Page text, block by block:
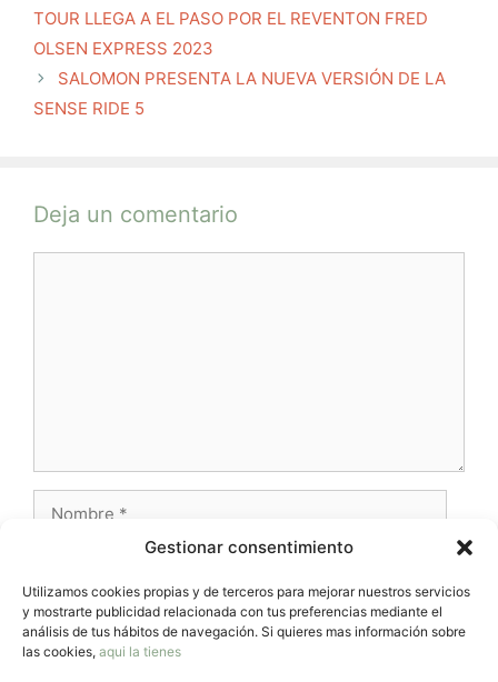
Gestionar consentimiento
Utilizamos cookies propias y de terceros para mejorar nuestros servicios
y mostrarte publicidad relacionada con tus preferencias mediante el
análisis de tus hábitos de navegación. Si quieres mas información sobre
las cookies, aqui la tienes
TOUR LLEGA A EL PASO POR EL REVENTON FRED
OLSEN EXPRESS 2023
SALOMON PRESENTA LA NUEVA VERSIÓN DE LA
SENSE RIDE 5
Deja un comentario
electrónico
Web